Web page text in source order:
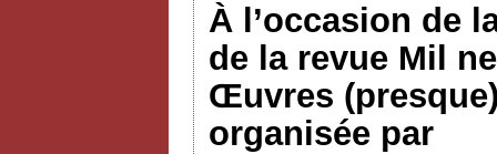
À l’occasion de
de la revue Mil
Œuvres
organisée par